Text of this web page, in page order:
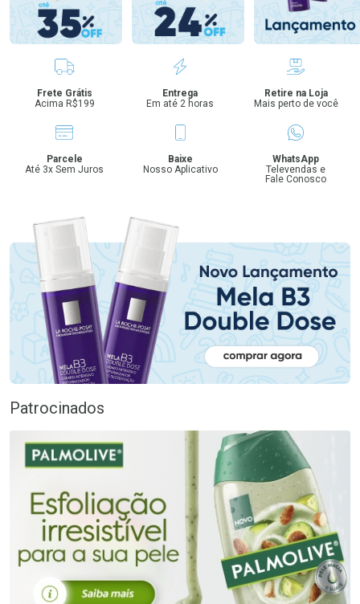
Benefícios
Frete Grátis
Acima R$199
Entrega
Em até 2 horas
Retire na Loja
Mais perto de você
Parcele
Até 3x Sem Juros
Baixe
Nosso Aplicativo
WhatsApp
Televendas e
Fale Conosco
Patrocinados